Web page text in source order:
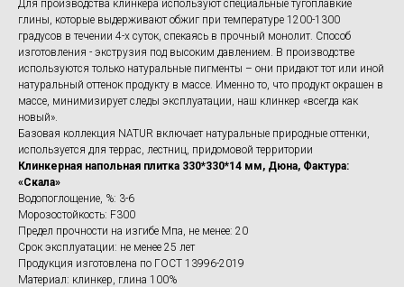
Для производства клинкера используют специальные тугоплавкие
глины, которые выдерживают обжиг при температуре 1200-1300
градусов в течении 4-х суток, спекаясь в прочный монолит. Способ
изготовления - экструзия под высоким давлением. В производстве
используются только натуральные пигменты – они придают тот или иной
натуральный оттенок продукту в массе. Именно то, что продукт окрашен в
массе, минимизирует следы эксплуатации, наш клинкер «всегда как
новый».
Базовая коллекция NATUR включает натуральные природные оттенки,
используется для террас, лестниц, придомовой территории
Клинкерная напольная плитка 330*330*14 мм, Дюна, Фактура:
«Скала»
Водопоглощение, %: 3-6
Морозостойкость: F300
Предел прочности на изгибе Мпа, не менее: 20
Срок эксплуатации: не менее 25 лет
Продукция изготовлена по ГОСТ 13996-2019
Материал: клинкер, глина 100%